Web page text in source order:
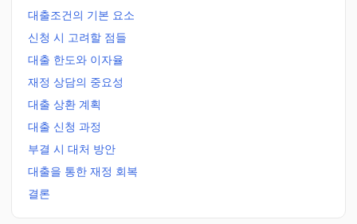
대출조건의 기본 요소
신청 시 고려할 점들
대출 한도와 이자율
재정 상담의 중요성
대출 상환 계획
대출 신청 과정
부결 시 대처 방안
대출을 통한 재정 회복
결론